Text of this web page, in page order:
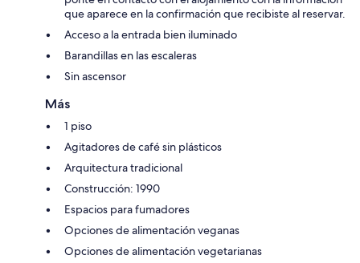
que aparece en la confirmación que recibiste al reservar.
Acceso a la entrada bien iluminado
Barandillas en las escaleras
Sin ascensor
Más
1 piso
Agitadores de café sin plásticos
Arquitectura tradicional
Construcción: 1990
Espacios para fumadores
Opciones de alimentación veganas
Opciones de alimentación vegetarianas